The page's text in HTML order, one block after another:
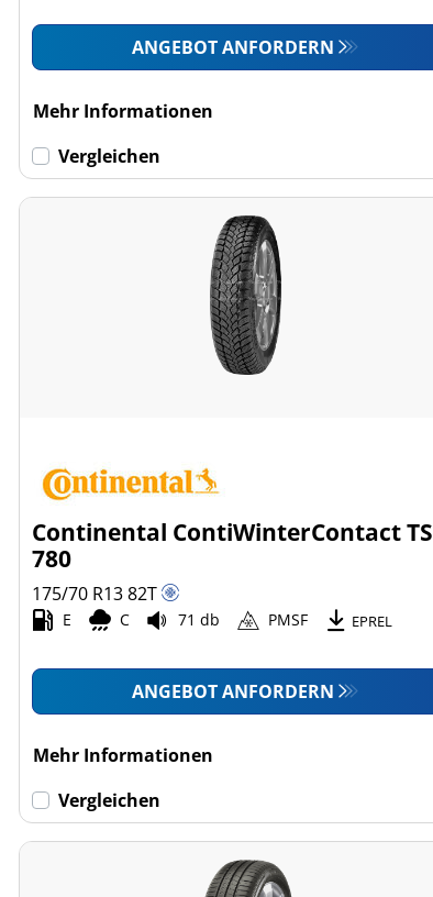
ANGEBOT ANFORDERN
Mehr Informationen
Vergleichen
Continental ContiWinterContact TS
780
175/70 R1382T
E C 71 db PMSF EPREL
ANGEBOT ANFORDERN
Mehr Informationen
Vergleichen